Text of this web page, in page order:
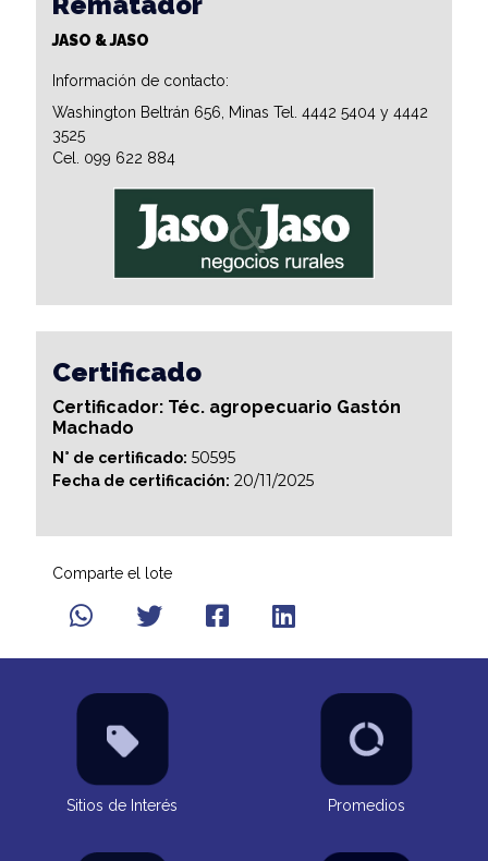
JASO & JASO
Información de contacto:
Washington Beltrán 656, Minas Tel. 4442 5404 y 4442
3525
Cel. 099 622 884
Certificado
Certificador: Téc. agropecuario Gastón
Machado
N° de certificado: 50595
Fecha de certificación: 20/11/2025
Comparte el lote
Sitios de Interés Promedios